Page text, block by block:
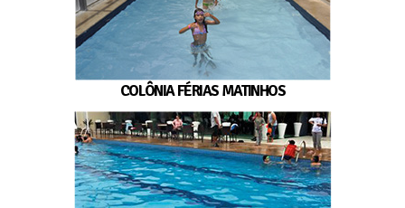
COLÔNIA FÉRIAS MATINHOS